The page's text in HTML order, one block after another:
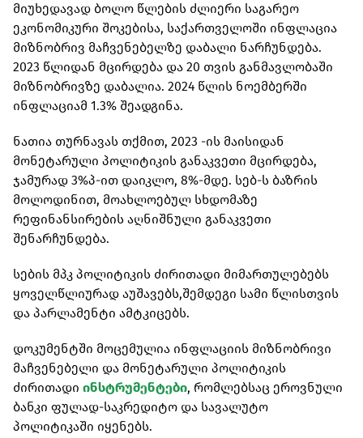
მიუხედავად ბოლო წლების ძლიერი საგარეო
ეკონომიკური შოკებისა, საქართველოში ინფლაცია
მიზნობრივ მაჩვენებელზე დაბალი ნარჩუნდება.
2023 წლიდან მცირდება და 20 თვის განმავლობაში
მიზნობრივზე დაბალია. 2024 წლის ნოემბერში
ინფლაციამ 1.3% შეადგინა.
ნათია თურნავას თქმით, 2023 -ის მაისიდან
მონეტარული პოლიტიკის განაკვეთი მცირდება,
ჯამურად 3%პ-ით დაიკლო, 8%-მდე. სებ-ს ბაზრის
მოლოდინით, მოახლოებულ სხდომაზე
რეფინანსირების აღნიშნული განაკვეთი
შენარჩუნდება.
სების მპკ პოლიტიკის ძირითადი მიმართულებებს
ყოველწლიურად აუშავებს,შემდეგი სამი წლისთვის
და პარლამენტი ამტკიცებს.
დოკუმენტში მოცემულია ინფლაციის მიზნობრივი
მაჩვენებელი და მონეტარული პოლიტიკის
ძირითადი ინსტრუმენტები, რომლებსაც ეროვნული
ბანკი ფულად-საკრედიტო და სავალუტო
პოლიტიკაში იყენებს.